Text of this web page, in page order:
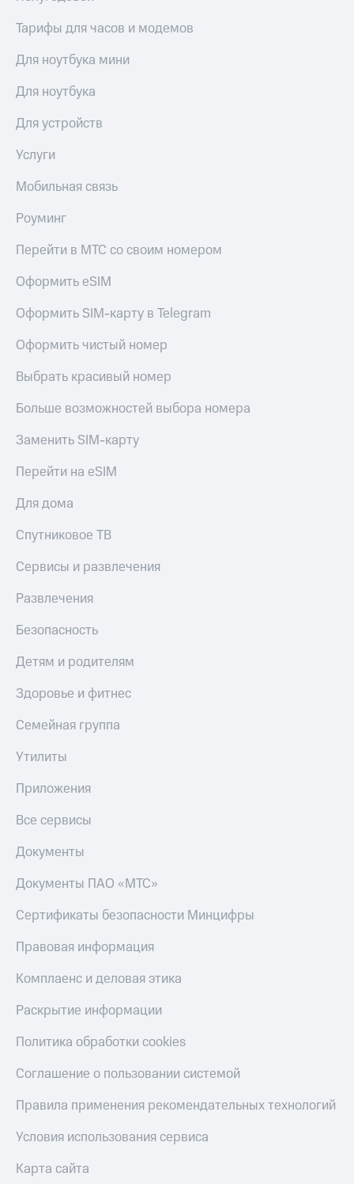
Тарифы для часов и модемов
Для ноутбука мини
Для ноутбука
Для устройств
Услуги
Мобильная связь
Роуминг
Перейти в МТС со своим номером
Оформить eSIM
Оформить SIM-карту в Telegram
Оформить чистый номер
Выбрать красивый номер
Больше возможностей выбора номера
Заменить SIM-карту
Перейти на eSIM
Для дома
Спутниковое ТВ
Сервисы и развлечения
Развлечения
Безопасность
Детям и родителям
Здоровье и фитнес
Семейная группа
Утилиты
Приложения
Все сервисы
Документы
Документы ПАО «МТС»
Сертификаты безопасности Минцифры
Правовая информация
Комплаенс и деловая этика
Раскрытие информации
Политика обработки cookies
Соглашение о пользовании системой
Правила применения рекомендательных технологий
Условия использования сервиса
Карта сайта